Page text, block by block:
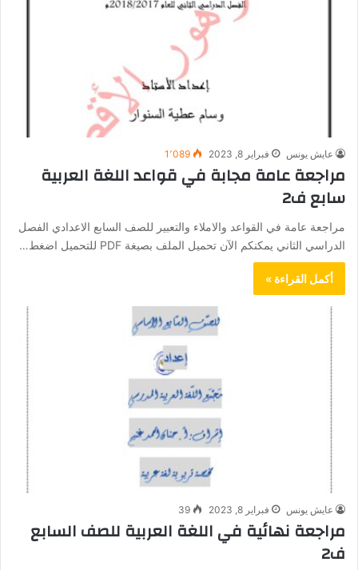
عايش يونس فبراير 8, 2023 1٬089
مراجعة عامة مجابة في قواعد اللغة العربية
سابع ف2
مراجعة عامة في القواعد والاملاء والتعبير للصف السابع الاعدادي الفصل
الدراسي الثاني يمكنكم الآن تحميل الملف بصيغة PDF للتحميل اضغط…
أكمل القراءة »
عايش يونس فبراير 8, 2023 39
مراجعة نهائية في اللغة العربية للصف السابع
ف2